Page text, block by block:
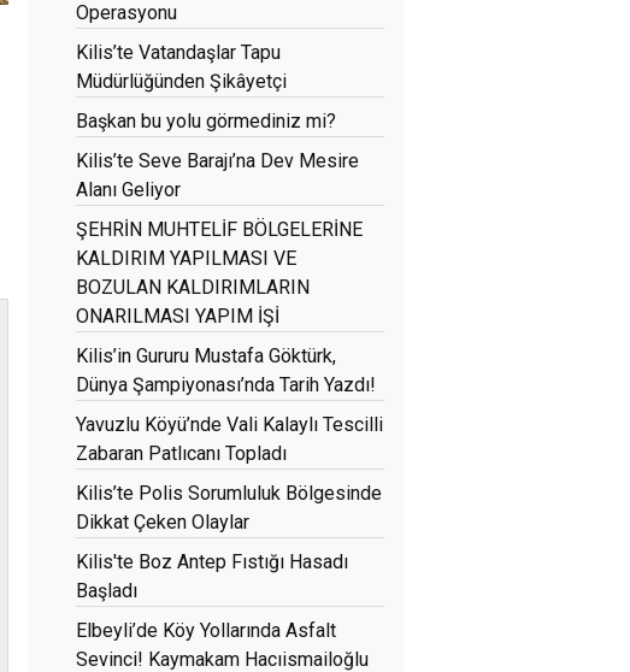
Operasyonu
Kilis’te Vatandaşlar Tapu
Müdürlüğünden Şikâyetçi
Başkan bu yolu görmediniz mi?
Kilis’te Seve Barajı’na Dev Mesire
Alanı Geliyor
ŞEHRİN MUHTELİF BÖLGELERİNE
KALDIRIM YAPILMASI VE
BOZULAN KALDIRIMLARIN
ONARILMASI YAPIM İŞİ
Kilis’in Gururu Mustafa Göktürk,
Dünya Şampiyonası’nda Tarih Yazdı!
Yavuzlu Köyü’nde Vali Kalaylı Tescilli
Zabaran Patlıcanı Topladı
Kilis’te Polis Sorumluluk Bölgesinde
Dikkat Çeken Olaylar
Kilis'te Boz Antep Fıstığı Hasadı
Başladı
Elbeyli’de Köy Yollarında Asfalt
Sevinci! Kaymakam Hacıismailoğlu